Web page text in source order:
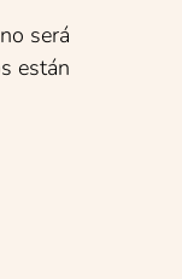
será
están